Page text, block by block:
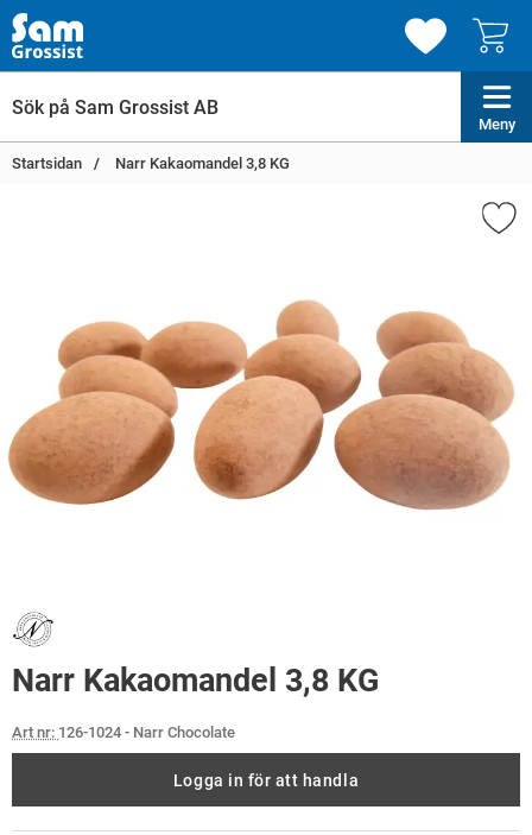
Meny
Startsidan Narr Kakaomandel 3,8 KG
Narr Kakaomandel 3,8 KG
Art nr: 126-1024 - Narr Chocolate
Logga in för att handla